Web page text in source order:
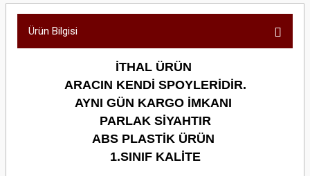
Ürün Bilgisi
İTHAL ÜRÜN
ARACIN KENDİ SPOYLERİDİR.
AYNI GÜN KARGO İMKANI
PARLAK SİYAHTIR
ABS PLASTİK ÜRÜN
1.SINIF KALİTE